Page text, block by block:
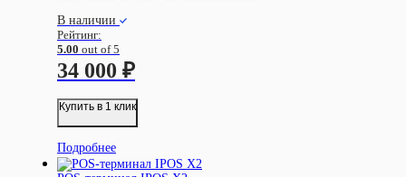
В наличии
Рейтинг:
5.00 out of 5
34 000 ₽
Купить в 1 клик
Подробнее